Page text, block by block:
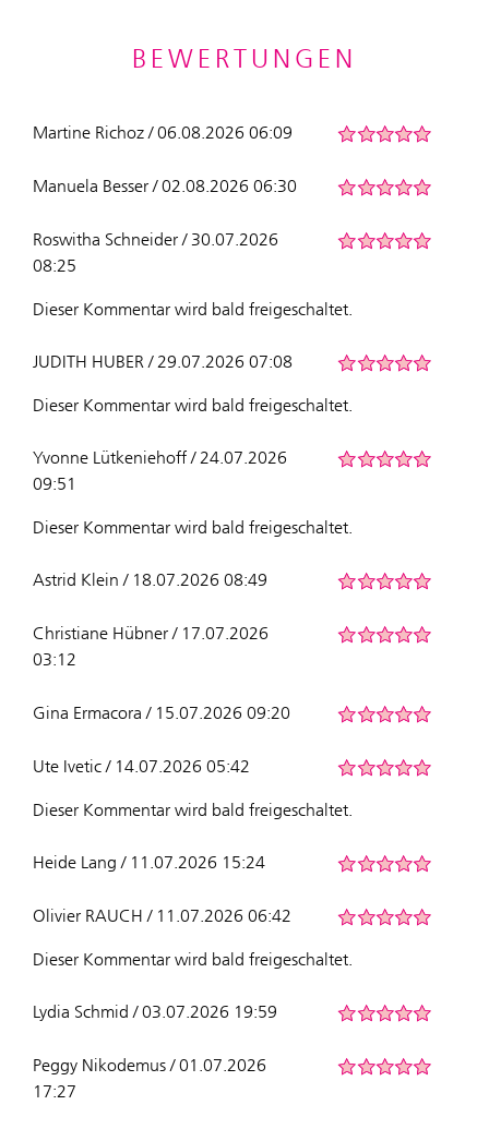
BEWERTUNGEN
Martine Richoz / 06.08.2026 06:09
Manuela Besser / 02.08.2026 06:30
Roswitha Schneider / 30.07.2026
08:25
Dieser Kommentar wird bald freigeschaltet.
JUDITH HUBER / 29.07.2026 07:08
Dieser Kommentar wird bald freigeschaltet.
Yvonne Lütkeniehoff / 24.07.2026
09:51
Dieser Kommentar wird bald freigeschaltet.
Astrid Klein / 18.07.2026 08:49
Christiane Hübner / 17.07.2026
03:12
Gina Ermacora / 15.07.2026 09:20
Ute Ivetic / 14.07.2026 05:42
Dieser Kommentar wird bald freigeschaltet.
Heide Lang / 11.07.2026 15:24
Olivier RAUCH / 11.07.2026 06:42
Dieser Kommentar wird bald freigeschaltet.
Lydia Schmid / 03.07.2026 19:59
Peggy Nikodemus / 01.07.2026
17:27